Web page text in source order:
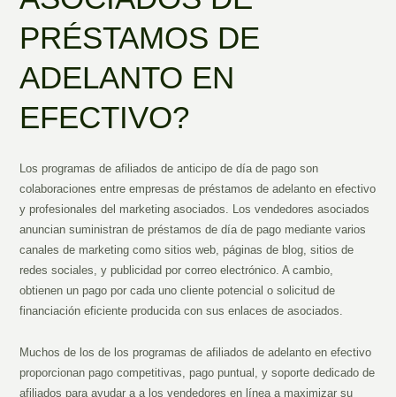
PRÉSTAMOS DE
ADELANTO EN
EFECTIVO?
Los programas de afiliados de anticipo de día de pago son
colaboraciones entre empresas de préstamos de adelanto en efectivo
y profesionales del marketing asociados. Los vendedores asociados
anuncian suministran de préstamos de día de pago mediante varios
canales de marketing como sitios web, páginas de blog, sitios de
redes sociales, y publicidad por correo electrónico. A cambio,
obtienen un pago por cada uno cliente potencial o solicitud de
financiación eficiente producida con sus enlaces de asociados.
Muchos de los de los programas de afiliados de adelanto en efectivo
proporcionan pago competitivas, pago puntual, y soporte dedicado de
afiliados para ayudar a a los vendedores en línea a maximizar su